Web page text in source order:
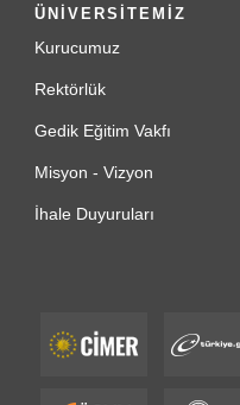
ÜNİVERSİTEMİZ
Kurucumuz
Rektörlük
Gedik Eğitim Vakfı
Misyon - Vizyon
İhale Duyuruları